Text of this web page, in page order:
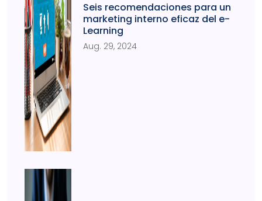
Seis recomendaciones para un
marketing interno eficaz del e-
Learning
Aug. 29, 2024